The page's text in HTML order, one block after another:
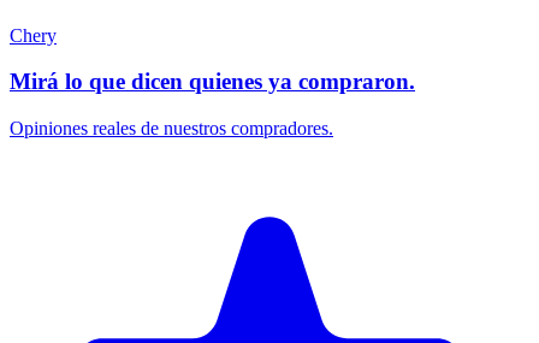
Chery
Mirá lo que dicen quienes ya compraron.
Opiniones reales de nuestros compradores.